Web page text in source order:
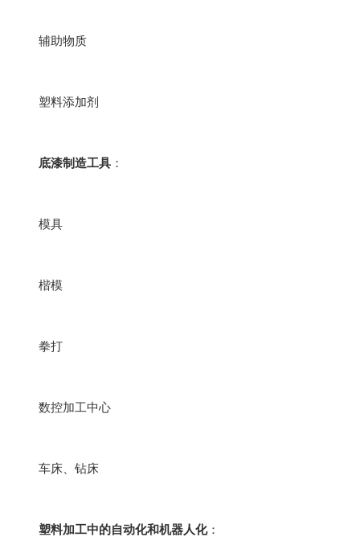
辅助物质
塑料添加剂
底漆制造工具 ：
模具
楷模
拳打
数控加工中心
车床、钻床
塑料加工中的自动化和机器人化：